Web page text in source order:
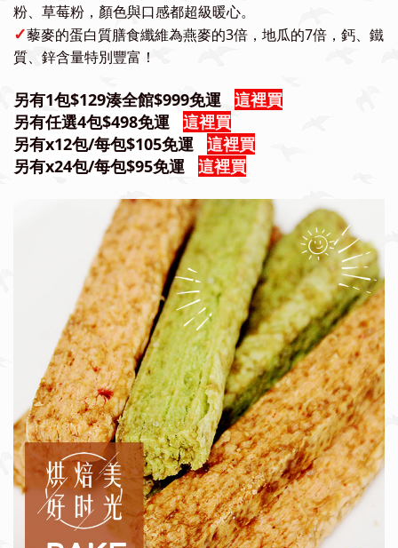
粉、草莓粉，顏色與口感都超級暖心。
✓藜麥的蛋白質膳食纖維為燕麥的3倍，地瓜的7倍，鈣、鐵
質、鋅含量特別豐富！
另有1包$129湊全館$999免運 這裡買
另有任選4包$498免運 這裡買
另有x12包/每包$105免運 這裡買
另有x24包/每包$95免運 這裡買